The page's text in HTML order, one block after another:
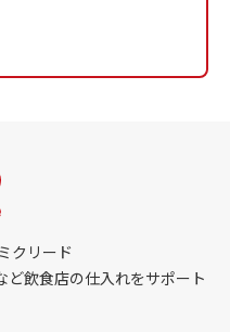
クリード
飲食店の仕入れをサポート